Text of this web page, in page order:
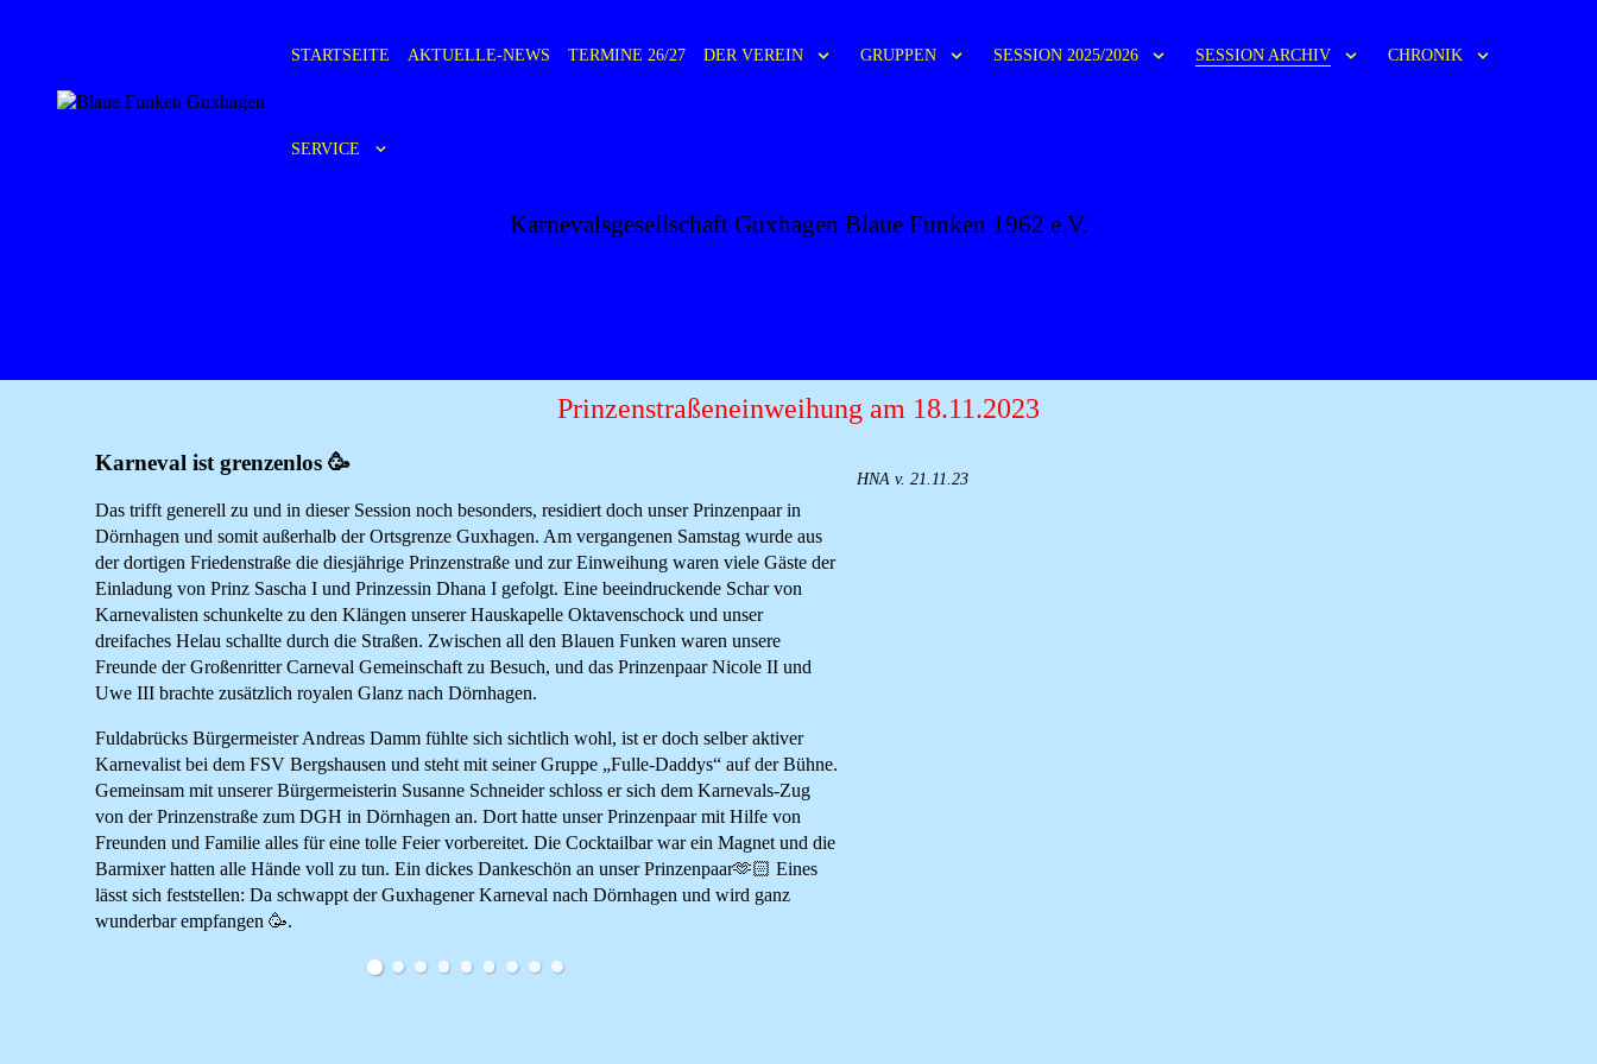
STARTSEITE AKTUELLE-NEWS TERMINE 26/27 DER VEREIN GRUPPEN SESSION 2025/2026 SESSION ARCHIV CHRONIK
SERVICE
BLAUE FUNKEN GUXHAGEN
Karnevalsgesellschaft Guxhagen Blaue Funken 1962 e.V.
Prinzenstraßeneinweihung am 18.11.2023
Karneval ist grenzenlos 🥳
Das trifft generell zu und in dieser Session noch besonders, residiert doch unser Prinzenpaar in
Dörnhagen und somit außerhalb der Ortsgrenze Guxhagen. Am vergangenen Samstag wurde aus
der dortigen Friedenstraße die diesjährige Prinzenstraße und zur Einweihung waren viele Gäste der
Einladung von Prinz Sascha I und Prinzessin Dhana I gefolgt. Eine beeindruckende Schar von
Karnevalisten schunkelte zu den Klängen unserer Hauskapelle Oktavenschock und unser
dreifaches Helau schallte durch die Straßen. Zwischen all den Blauen Funken waren unsere
Freunde der Großenritter Carneval Gemeinschaft zu Besuch, und das Prinzenpaar Nicole II und
Uwe III brachte zusätzlich royalen Glanz nach Dörnhagen.
Fuldabrücks Bürgermeister Andreas Damm fühlte sich sichtlich wohl, ist er doch selber aktiver
Karnevalist bei dem FSV Bergshausen und steht mit seiner Gruppe „Fulle-Daddys“ auf der Bühne.
Gemeinsam mit unserer Bürgermeisterin Susanne Schneider schloss er sich dem Karnevals-Zug
von der Prinzenstraße zum DGH in Dörnhagen an. Dort hatte unser Prinzenpaar mit Hilfe von
Freunden und Familie alles für eine tolle Feier vorbereitet. Die Cocktailbar war ein Magnet und die
Barmixer hatten alle Hände voll zu tun. Ein dickes Dankeschön an unser Prinzenpaar🫶🏻 Eines
lässt sich feststellen: Da schwappt der Guxhagener Karneval nach Dörnhagen und wird ganz
wunderbar empfangen 🥳.
HNA v. 21.11.23